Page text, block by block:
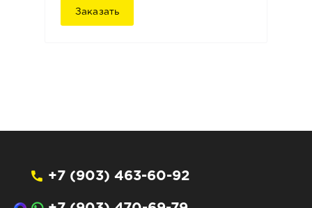
Заказать
+7 (903) 463-60-92